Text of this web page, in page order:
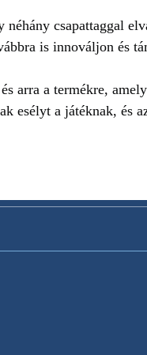
csapattaggal
is innováljon és
arra a termékre,
esélyt a játéknak, és